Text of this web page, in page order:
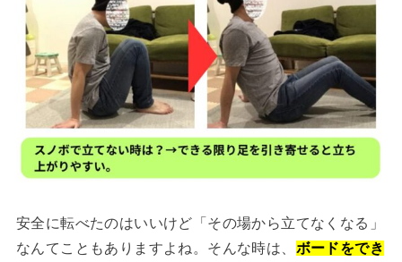
安全に転べたのはいいけど「その場から立てなくなる」
なんてこともありますよね。そんな時は、 ボードをでき